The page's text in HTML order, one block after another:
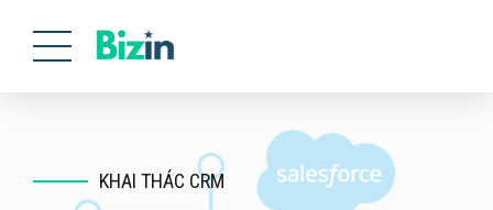
KHAI THÁC CRM